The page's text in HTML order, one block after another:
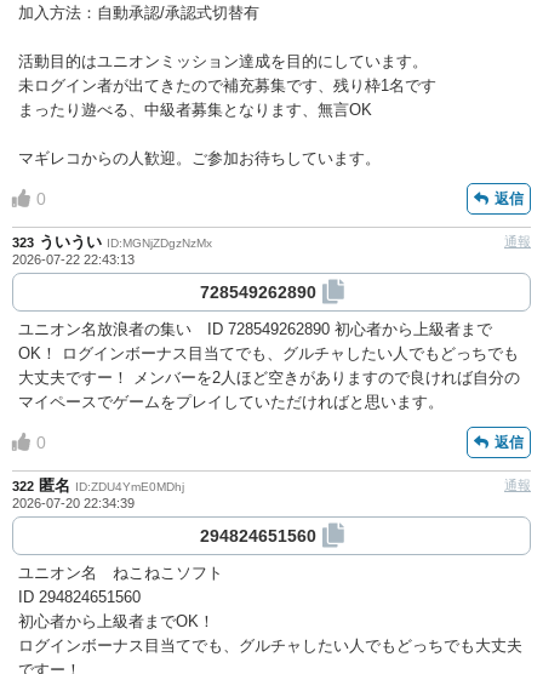
加入方法：自動承認/承認式切替有
活動目的はユニオンミッション達成を目的にしています。
未ログイン者が出てきたので補充募集です、残り枠1名です
まったり遊べる、中級者募集となります、無言OK
マギレコからの人歓迎。ご参加お待ちしています。
0 返信
323 ういうい ID:MGNjZDgzNzMx
2026-07-22 22:43:13
通報
728549262890
ユニオン名放浪者の集い ID 728549262890 初心者から上級者まで
OK！ ログインボーナス目当てでも、グルチャしたい人でもどっちでも
大丈夫ですー！ メンバーを2人ほど空きがありますので良ければ自分の
マイペースでゲームをプレイしていただければと思います。
0 返信
322 匿名 ID:ZDU4YmE0MDhj
2026-07-20 22:34:39
通報
294824651560
ユニオン名 ねこねこソフト
ID 294824651560
初心者から上級者までOK！
ログインボーナス目当てでも、グルチャしたい人でもどっちでも大丈夫
ですー！